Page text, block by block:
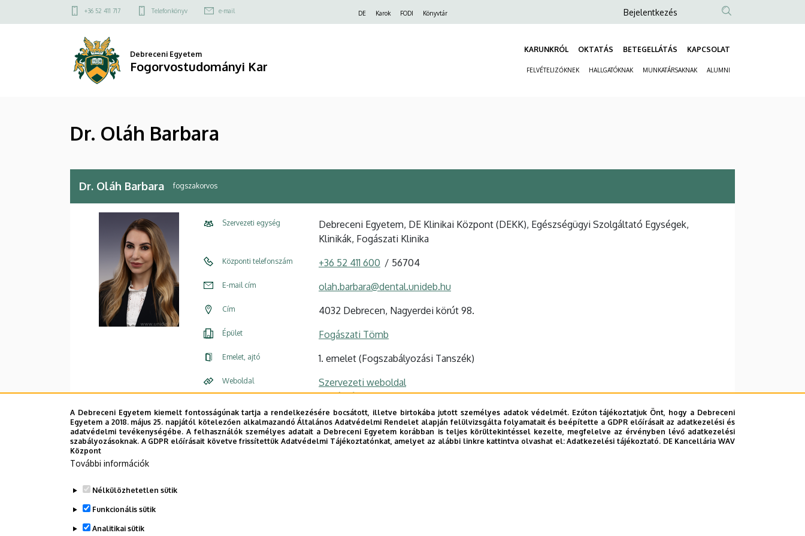
a
Felső
menü
+36 52 411 717 Telefonkönyv e-mail DE Karok FODI Könyvtár
Anonim
fiók
Bejelentkezés
Debreceni Egyetem
Fogorvostudományi Kar
KARUNKRÓL OKTATÁS BETEGELLÁTÁS KAPCSOLAT
FELVÉTELIZŐKNEK HALLGATÓKNAK MUNKATÁRSAKNAK ALUMNI
Dr. Oláh Barbara
Dr. Oláh Barbara fogszakorvos
Szervezeti egység
Debreceni Egyetem, DE Klinikai Központ (DEKK), Egészségügyi Szolgáltató Egységek,
Klinikák, Fogászati Klinika
Központi telefonszám +36 52 411 600 56704
E-mail cím olah.barbara@dental.unideb.hu
Cím 4032 Debrecen, Nagyerdei körút 98.
Épület Fogászati Tömb
Emelet, ajtó 1. emelet (Fogszabályozási Tanszék)
Weboldal
Szervezeti weboldal
Tudóstér profil
A Debreceni Egyetem kiemelt fontosságúnak tartja a rendelkezésére bocsátott, illetve birtokába jutott személyes adatok védelmét. Ezúton tájékoztatjuk Önt, hogy a Debreceni
Egyetem a 2018. május 25. napjától kötelezően alkalmazandó Általános Adatvédelmi Rendelet alapján felülvizsgálta folyamatait és beépítette a GDPR előírásait az adatkezelési és
adatvédelmi tevékenységébe. A felhasználók személyes adatait a Debreceni Egyetem korábban is teljes körültekintéssel kezelte, megfelelve az érvényben lévő adatkezelési
szabályozásoknak. A GDPR előírásait követve frissítettük Adatvédelmi Tájékoztatónkat, amelyet az alábbi linkre kattintva olvashat el:Adatkezelési tájékoztató. DE Kancellária WAV
Központ
További információk
Nélkülözhetetlen sütik
Funkcionális sütik
Analitikai sütik